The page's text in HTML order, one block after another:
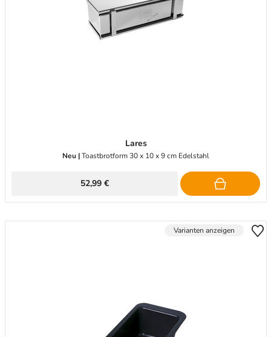
Lares
Neu |Toastbrotform 30 x 10 x 9 cm Edelstahl
52,99 €
Varianten anzeigen